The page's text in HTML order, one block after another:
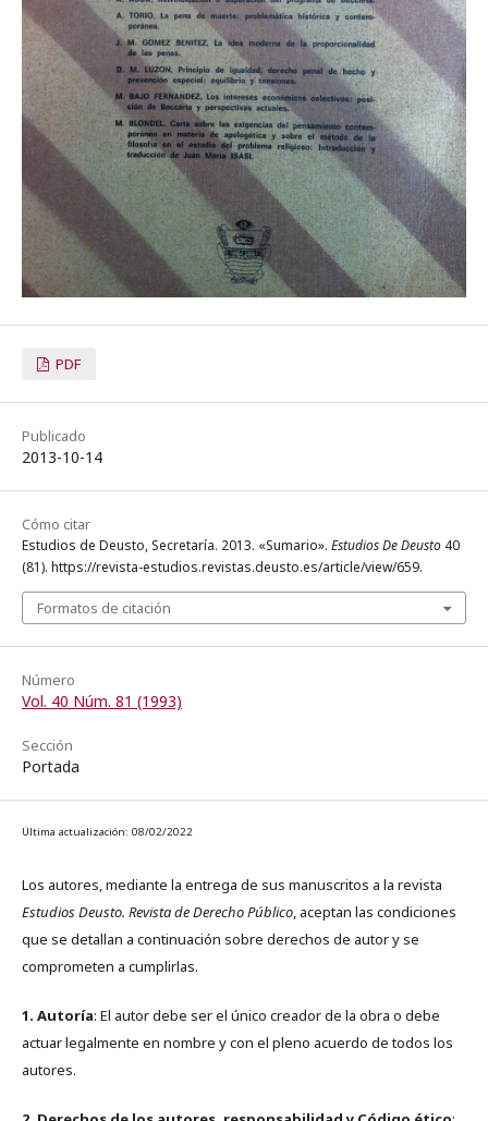
PDF
Publicado
2013-10-14
Cómo citar
Estudios de Deusto, Secretaría. 2013. «Sumario». Estudios De Deusto 40
(81). https://revista-estudios.revistas.deusto.es/article/view/659.
Formatos de citación
Número
Vol. 40 Núm. 81 (1993)
Sección
Portada
Última actualización: 08/02/2022
Los autores, mediante la entrega de sus manuscritos a la revista
Estudios Deusto. Revista de Derecho Público, aceptan las condiciones
que se detallan a continuación sobre derechos de autor y se
comprometen a cumplirlas.
1. Autoría: El autor debe ser el único creador de la obra o debe
actuar legalmente en nombre y con el pleno acuerdo de todos los
autores.